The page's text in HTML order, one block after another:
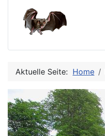
Aktuelle Seite: Home